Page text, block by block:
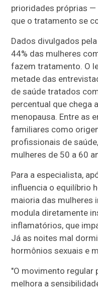
prioridades próprias
que o tratamento se
Dados divulgados pela
44% das mulheres
fazem tratamento. O
metade das
de saúde tratados
percentual que chega
menopausa. Entre as
familiares como
profissionais de
mulheres de 50 a 60
Para a especialista,
influencia o equilíbrio
maioria das mulheres
modula diretamente
inflamatórios, que
Já as noites mal
hormônios sexuais e
"O movimento regular
melhora a